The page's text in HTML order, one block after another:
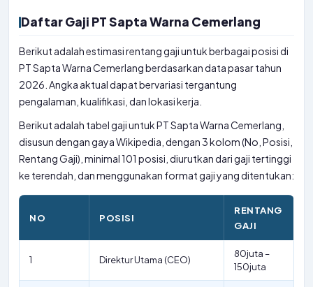
Daftar Gaji PT Sapta Warna Cemerlang
Berikut adalah estimasi rentang gaji untuk berbagai posisi di
PT Sapta Warna Cemerlang berdasarkan data pasar tahun
2026. Angka aktual dapat bervariasi tergantung
pengalaman, kualifikasi, dan lokasi kerja.
Berikut adalah tabel gaji untuk PT Sapta Warna Cemerlang,
disusun dengan gaya Wikipedia, dengan 3 kolom (No, Posisi,
Rentang Gaji), minimal 101 posisi, diurutkan dari gaji tertinggi
ke terendah, dan menggunakan format gaji yang ditentukan:
NO POSISI
RENTANG
GAJI
1 Direktur Utama (CEO)
80juta –
150juta